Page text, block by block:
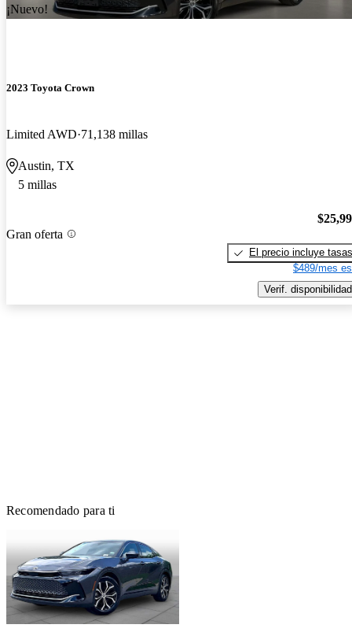
¡Nuevo!
2023 Toyota Crown
Limited AWD 71,138 millas
Austin, TX
5 millas
Gran oferta
El precio incluye tasas
$489/mes
Verif. disponibilidad
Recomendado para ti